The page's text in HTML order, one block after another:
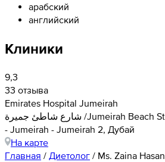
арабский
английский
Клиники
9,3
33 отзыва
Emirates Hospital Jumeirah
شارع شاطئ جميرة /Jumeirah Beach Street- near Dubai Canal
- Jumeirah - Jumeirah 2, Дубай
На карте
Главная / Диетолог / Ms. Zaina Hasan